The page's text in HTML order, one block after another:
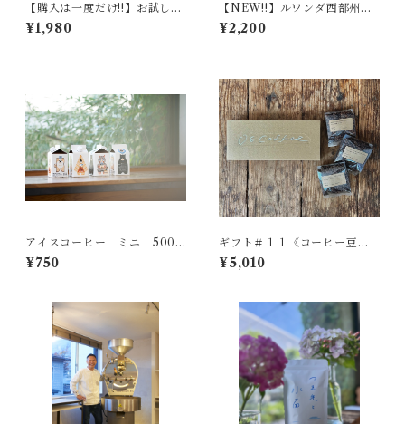
【購入は一度だけ!!】お試し定
番ブレンド＃７・＃８・＃９
【各50ｇ詰め合わせ】
¥1,980
【NEW!!】ルワンダ西部州
マチアゾステーション 中
煎り 200g
¥2,200
アイスコーヒー ミニ 500m
l【無糖】
¥750
ギフト＃１１《コーヒー豆１
５０ｇ×３種詰め合わせ》
¥5,010